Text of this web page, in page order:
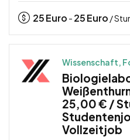
25Euro - 25Euro /
Wissenschaft,
25,00 € /
Vollzeitjob